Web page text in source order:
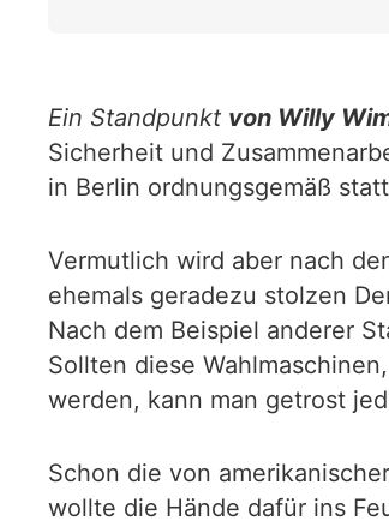
Ein Standpunkt von Willy
Sicherheit und
in Berlin ordnungsgemäß
Vermutlich wird aber nach
ehemals geradezu stolzen
Nach dem Beispiel anderer
Sollten diese
werden, kann man getrost
Schon die von
wollte die Hände dafür ins